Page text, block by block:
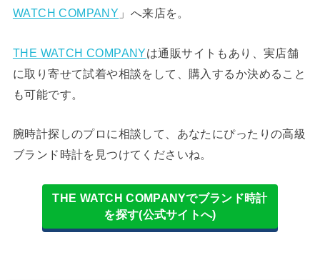
WATCH COMPANY 」へ来店を。
THE WATCH COMPANYは通販サイトもあり、実店舗
に取り寄せて試着や相談をして、購入するか決めること
も可能です。
腕時計探しのプロに相談して、あなたにぴったりの高級
ブランド時計を見つけてくださいね。
THE WATCH COMPANYでブランド時計
を探す(公式サイトへ)